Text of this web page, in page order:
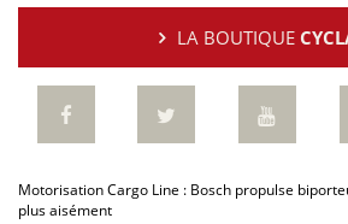
LA BOUTIQUE
Motorisation Cargo Line : Bosch propulse
plus aisément